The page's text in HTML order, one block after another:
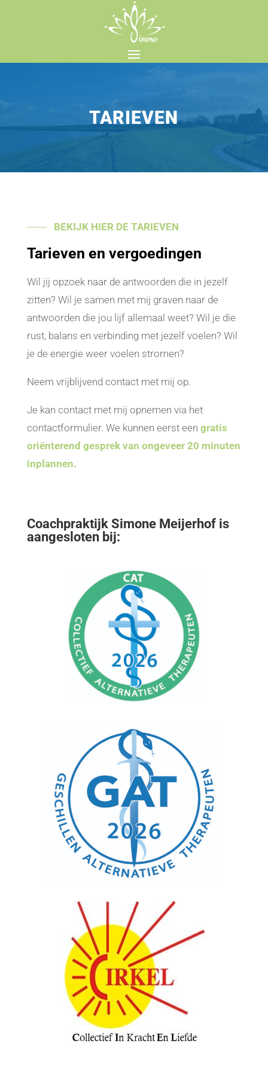
TARIEVEN
BEKIJK HIER DE TARIEVEN
Tarieven en vergoedingen
Wil jij opzoek naar de antwoorden die in jezelf
zitten? Wil je samen met mij graven naar de
antwoorden die jou lijf allemaal weet? Wil je die
rust, balans en verbinding met jezelf voelen? Wil
je de energie weer voelen stromen?
Neem vrijblijvend contact met mij op.
Je kan contact met mij opnemen via het
contactformulier. We kunnen eerst een gratis
oriënterend gesprek van ongeveer 20 minuten
inplannen.
Coachpraktijk Simone Meijerhof is
aangesloten bij: